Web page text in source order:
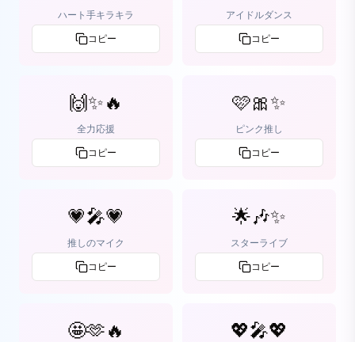
ハート手キラキラ
コピー
アイドルダンス
コピー
🙌✨🔥
全力応援
コピー
🩷🎀✨
ピンク推し
コピー
💗🎤💗
推しのマイク
コピー
🌟🎶✨
スターライブ
コピー
🤩🫶🔥 💖🎤💖